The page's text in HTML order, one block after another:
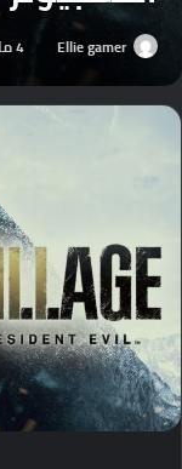
Ellie gamer 4 مارس، 2021